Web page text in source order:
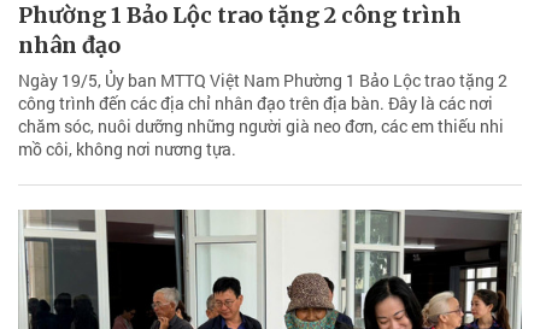
Phường 1 Bảo Lộc trao tặng 2 công trình
nhân đạo
Ngày 19/5, Ủy ban MTTQ Việt Nam Phường 1 Bảo Lộc trao tặng 2
công trình đến các địa chỉ nhân đạo trên địa bàn. Đây là các nơi
chăm sóc, nuôi dưỡng những người già neo đơn, các em thiếu nhi
mồ côi, không nơi nương tựa.